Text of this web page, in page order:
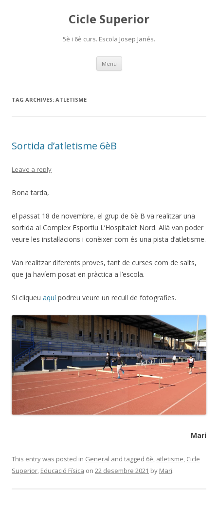
Cicle Superior
5è i 6è curs. Escola Josep Janés.
Menu Skip
content
TAG ARCHIVES: ATLETISME
Sortida d’atletisme 6èB
Leave a reply
Bona tarda,
el passat 18 de novembre, el grup de 6è B va realitzar una
sortida al Complex Esportiu L’Hospitalet Nord. Allà van poder
veure les instal·lacions i conèixer com és una pista d’atletisme.
Van realitzar diferents proves, tant de curses com de salts,
que ja havíem posat en pràctica a l’escola.
Si cliqueu aquípodreu veure un recull de fotografies.
Mari
This entry was posted in General and tagged 6è, atletisme, Cicle
Superior, Educació Física on 22 desembre 2021 by Mari.